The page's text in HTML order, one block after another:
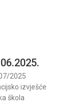
2025
izvješće
škola